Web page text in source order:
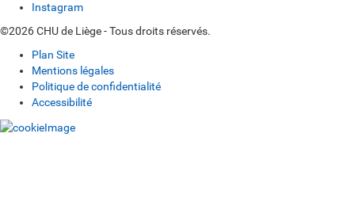
Instagram
©2026 CHU de Liège - Tous droits réservés.
Plan Site
Mentions légales
Politique de confidentialité
Accessibilité